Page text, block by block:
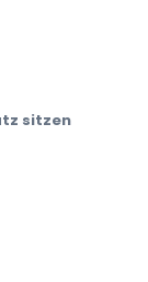
sitzen